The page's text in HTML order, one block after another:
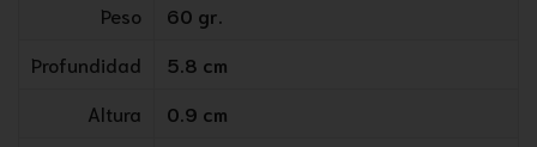
Peso
60 gr.
Profundidad
5.8 cm
Altura
0.9 cm